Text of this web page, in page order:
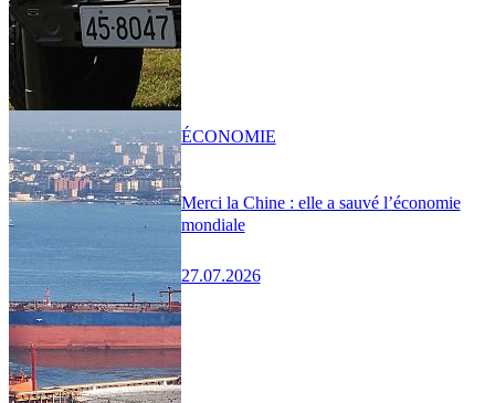
Merci la Chine : elle a sauvé l’économie
mondiale
27.07.2026
ÉCONOMIE